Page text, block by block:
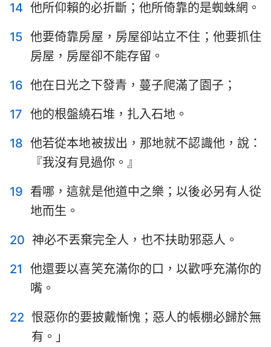
1 2 3 4
8
9 10 11 12 13
14
29
30 31 32 33 34
35
37 38 39
14 他所仰賴的必折斷；他所倚靠的是蜘蛛網。
15 他要倚靠房屋，房屋卻站立不住；他要抓住
房屋，房屋卻不能存留。
16 他在日光之下發青，蔓子爬滿了園子；
17 他的根盤繞石堆，扎入石地。
18 他若從本地被拔出，那地就不認識他，說：
『我沒有見過你。』
19 看哪，這就是他道中之樂；以後必另有人從
地而生。
20 神必不丟棄完全人，也不扶助邪惡人。
21
他還要以喜笑充滿你的口，以歡呼充滿你的
嘴。
22 恨惡你的要披戴慚愧；惡人的帳棚必歸於無
有。」